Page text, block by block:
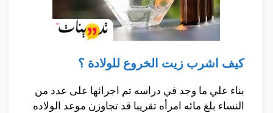
كيف اشرب زيت الخروع للولادة ؟
بناء علي ما وجد في دراسه تم اجرائها على عدد من
النساء بلغ مائه امرأه تقريبا قد تجاوزن موعد الولاده